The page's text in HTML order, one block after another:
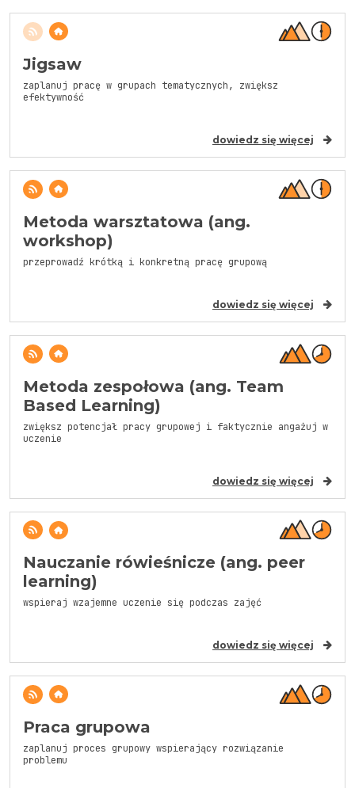
Jigsaw
zaplanuj pracę w grupach tematycznych, zwiększ
efektywność
dowiedz się więcej
Metoda warsztatowa (ang.
workshop)
przeprowadź krótką i konkretną pracę grupową
dowiedz się więcej
Metoda zespołowa (ang. Team
Based Learning)
zwiększ potencjał pracy grupowej i faktycznie angażuj w
uczenie
dowiedz się więcej
Nauczanie rówieśnicze (ang. peer
learning)
wspieraj wzajemne uczenie się podczas zajęć
dowiedz się więcej
Praca grupowa
zaplanuj proces grupowy wspierający rozwiązanie
problemu